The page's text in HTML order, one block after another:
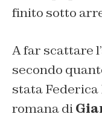
finito sotto
A far scattare
secondo
stata
romana di